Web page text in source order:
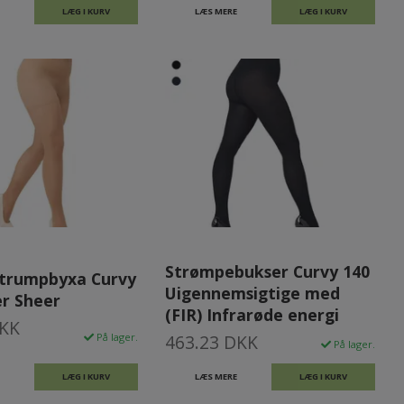
LÆG I KURV LÆS MERE LÆG I KURV
Curvy
Sheer
På lager.
LÆG I KURV
Strømpebukser Curvy 140
Uigennemsigtige med
(FIR) Infrarøde energi
463.23 DKK På lager.
LÆS MERE LÆG I KURV